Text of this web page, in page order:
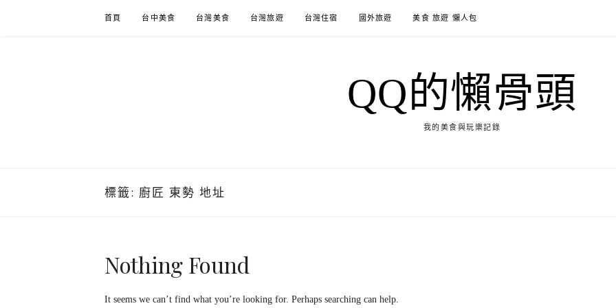
首頁 台中美食 台灣美食 台灣旅遊 台灣住宿 國外旅遊 美食 旅遊 懶人包
QQ的懶骨頭
我的美食與玩樂記錄
標籤: 廚匠 東勢 地址
Nothing Found
It seems we can’t find what you’re looking for. Perhaps searching can help.